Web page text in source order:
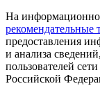
На
рекомендательные
предоставления
и анализа
пользователей
Российской